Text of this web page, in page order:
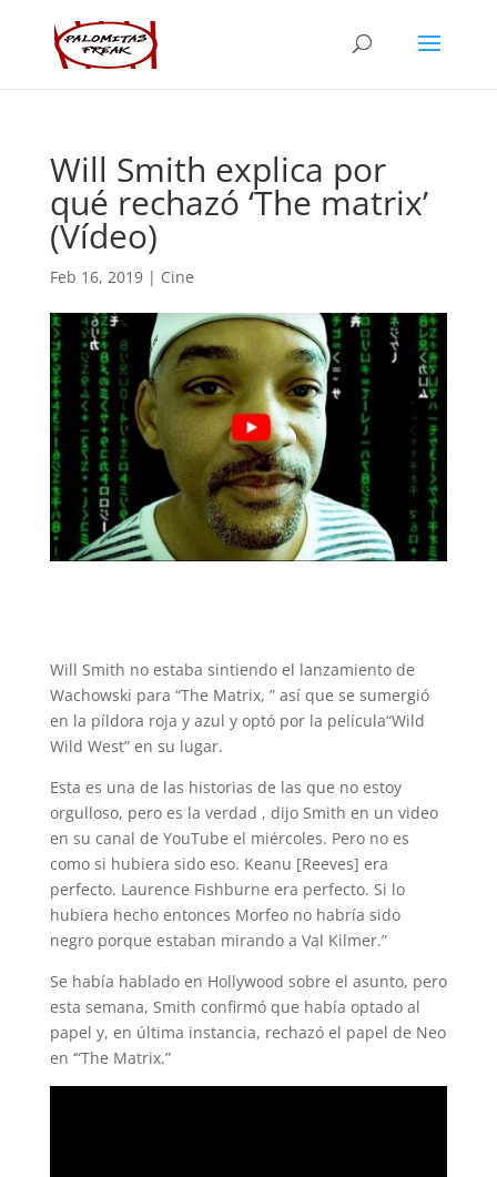
Will Smith explica por
qué rechazó ‘The matrix’
(Vídeo)
Feb 16, 2019| Cine
Will Smith no estaba sintiendo el lanzamiento de
Wachowski para “The Matrix, ” así que se sumergió
en la píldora roja y azul y optó por la película“Wild
Wild West” en su lugar.
Esta es una de las historias de las que no estoy
orgulloso, pero es la verdad , dijo Smith en un video
en su canal de YouTube el miércoles. Pero no es
como si hubiera sido eso. Keanu [Reeves] era
perfecto. Laurence Fishburne era perfecto. Si lo
hubiera hecho entonces Morfeo no habría sido
negro porque estaban mirando a Val Kilmer.”
Se había hablado en Hollywood sobre el asunto, pero
esta semana, Smith confirmó que había optado al
papel y, en última instancia, rechazó el papel de Neo
en ‘“The Matrix.”